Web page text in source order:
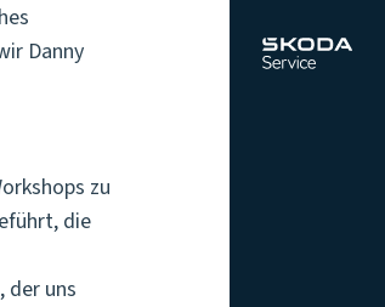
Danny
zu
die
der uns